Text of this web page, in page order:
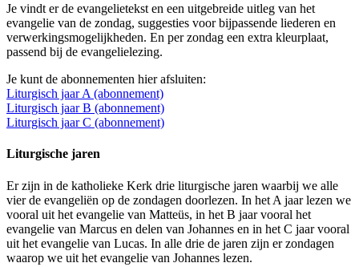
Je vindt er de evangelietekst en een uitgebreide uitleg van het
evangelie van de zondag, suggesties voor bijpassende liederen en
verwerkingsmogelijkheden. En per zondag een extra kleurplaat,
passend bij de evangelielezing.
Je kunt de abonnementen hier afsluiten:
Liturgisch jaar A (abonnement)
Liturgisch jaar B (abonnement)
Liturgisch jaar C (abonnement)
Liturgische jaren
Er zijn in de katholieke Kerk drie liturgische jaren waarbij we alle
vier de evangeliën op de zondagen doorlezen. In het A jaar lezen we
vooral uit het evangelie van Matteüs, in het B jaar vooral het
evangelie van Marcus en delen van Johannes en in het C jaar vooral
uit het evangelie van Lucas. In alle drie de jaren zijn er zondagen
waarop we uit het evangelie van Johannes lezen.